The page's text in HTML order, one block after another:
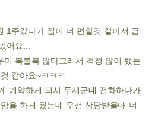
1주갔다가 집이 더 편할것 같아서 급
어요...
미 복불복 많다그래서 걱정 많이 했는
같아요~ㅋㅋㅋ
예약하게 되서 두세군데 전화하다가
을 하게 됬는데 우선 상담받을때 너